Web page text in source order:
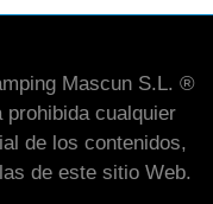
Mascun S.L. ®
prohibida cualquier
de los contenidos,
de este sitio Web.